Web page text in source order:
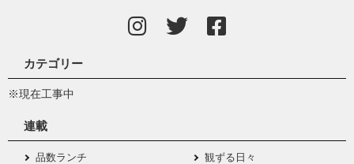
カテゴリー
※現在工事中
連載
品数ランチ
観ずる日々